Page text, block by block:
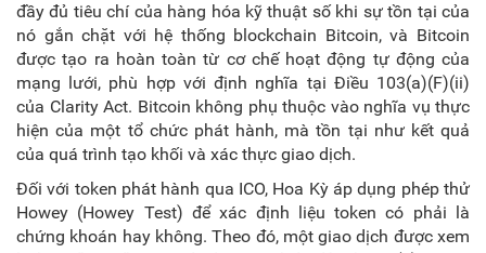
đầy đủ tiêu chí của hàng hóa kỹ thuật số khi sự tồn tại của
nó gắn chặt với hệ thống blockchain Bitcoin, và Bitcoin
được tạo ra hoàn toàn từ cơ chế hoạt động tự động của
mạng lưới, phù hợp với định nghĩa tại Điều 103(a)(F)(ii)
của Clarity Act. Bitcoin không phụ thuộc vào nghĩa vụ thực
hiện của một tổ chức phát hành, mà tồn tại như kết quả
của quá trình tạo khối và xác thực giao dịch.
Đối với token phát hành qua ICO, Hoa Kỳ áp dụng phép thử
Howey (Howey Test) để xác định liệu token có phải là
chứng khoán hay không. Theo đó, một giao dịch được xem